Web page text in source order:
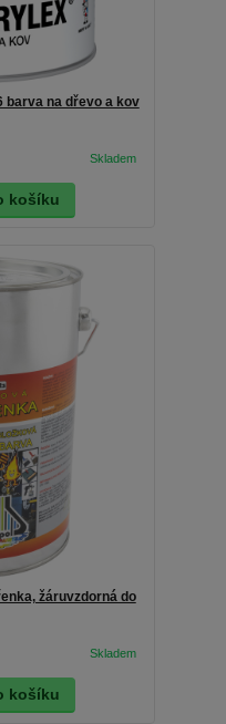
barva na dřevo a kov
košíku
žáruvzdorná do
košíku